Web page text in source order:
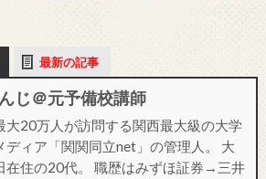
最新の記事
じ＠元予備校講師
大20万人が訪問する関西最大級の大学
ディア「関関同立net」の管理人。 大
在住の20代。 職歴はみずほ証券→三井